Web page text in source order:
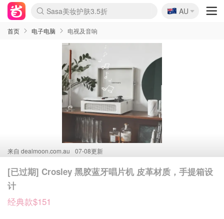
lululemon折扣上新
Sasa美妆护肤3.5折
SSENSE年中3折
FreshBeauty好价汇总
Cettire降价+叠9折
Farfetch折上8折
WWS Coles超市实拍
viagogo二手票捡漏
Myer清仓1折起
The Outnet奢牌1折起
David Jones 3折起
Flannels大牌1折
Perfumes Club护肤1折
AMIRO返校季6.2折
Oweek抽奖送Airpods
Amazon折扣汇总
eToro入金$200送$50
Amazon数码好物
ICONIC本周7.5折
ThedoubleF高奢地板价
Moose Knuckles 6折
丝芙兰5折起
EUFY官网3.7折起
Selenichast首饰2折
Trip机票酒店促销
YSL送5件彩妆礼
Amazon家居好物
BIGBANG巡演开票
David Jones时尚3折
Amazon美妆护肤
雅漾大喷$8
过敏原检测盒$33
伊索独家赠50ml沐浴露
科颜氏清仓3折
SEALIFE海洋馆门票6折
丝塔芙大白罐$16
订阅Newsletter送香薰
Cult Beauty 6.8折
Harrods圣诞日历2.3折
LN-CC奢牌私促3折
d'Alba空姐喷雾$16
EVE LOM套装逆天2折
Bernardelli独家4折
Adore Beauty 6折起
CT圣诞日历
Mytheresa奢品2.7折
Luxury Escapes 9折
Currentbody美容仪9折
MOON Garden Live
ALLSAINTS美衣3折
Roborock扫地机3.7折
Tingo Life水杯$24
Valentino官网5折
CR洗发护发6.3折
🇦🇺
AU
首页 电子电脑 电视及音响
来自 dealmoon.com.au 07-08更新
[已过期] Crosley 黑胶蓝牙唱片机 皮革材质，手提箱设
计
经典款$151